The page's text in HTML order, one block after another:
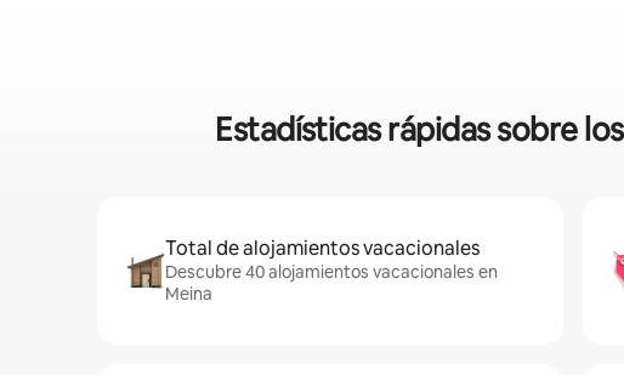
Estadísticas rápidas sobre
Total de alojamientos vacacionales
Descubre 40 alojamientos vacacionales en
Meina